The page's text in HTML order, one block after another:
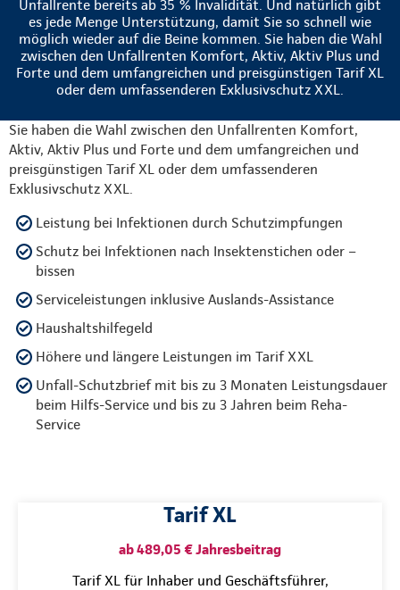
Unfallrente bereits ab 35 % Invalidität. Und natürlich gibt
es jede Menge Unterstützung, damit Sie so schnell wie
möglich wieder auf die Beine kommen. Sie haben die Wahl
zwischen den Unfallrenten Komfort, Aktiv, Aktiv Plus und
Forte und dem umfangreichen und preisgünstigen Tarif XL
oder dem umfassenderen Exklusivschutz XXL.
Sie haben die Wahl zwischen den Unfallrenten Komfort,
Aktiv, Aktiv Plus und Forte und dem umfangreichen und
preisgünstigen Tarif XL oder dem umfassenderen
Exklusivschutz XXL.
Leistung bei Infektionen durch Schutzimpfungen
Schutz bei Infektionen nach Insektenstichen oder –
bissen
Serviceleistungen inklusive Auslands-Assistance
Haushaltshilfegeld
Höhere und längere Leistungen im Tarif XXL
Unfall-Schutzbrief mit bis zu 3 Monaten Leistungsdauer
beim Hilfs-Service und bis zu 3 Jahren beim Reha-
Service
Tarif XL
ab 489,05 € Jahresbeitrag
Tarif XL für Inhaber und Geschäftsführer,